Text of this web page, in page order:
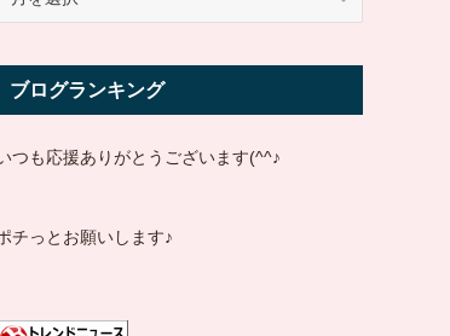
ブログランキング
つも応援ありがとうございます(^^♪
チっとお願いします♪